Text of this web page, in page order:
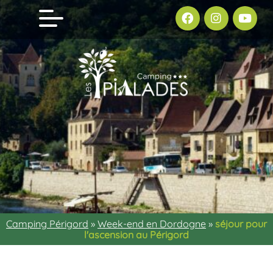
Camping Périgord » Week-end en Dordogne » séjour pour
l'ascension au Périgord